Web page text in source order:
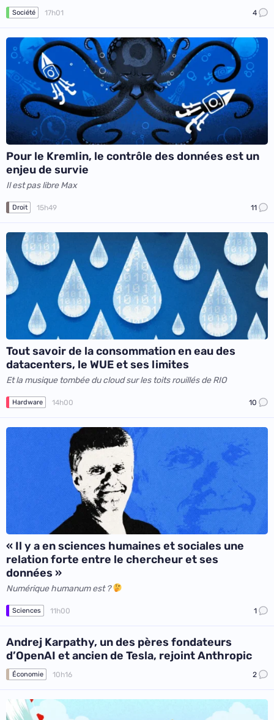
Société 17h01 4
Pour le Kremlin, le contrôle des données est un
enjeu de survie
Il est pas libre Max
Droit 15h49 11
Tout savoir de la consommation en eau des
datacenters, le WUE et ses limites
Et la musique tombée du cloud sur les toits rouillés de RIO
Hardware 14h00 10
« Il y a en sciences humaines et sociales une
relation forte entre le chercheur et ses
données »
Numérique humanum est ?
Sciences 11h00 1
Andrej Karpathy, un des pères fondateurs
d’OpenAI et ancien de Tesla, rejoint Anthropic
Économie 10h16 2